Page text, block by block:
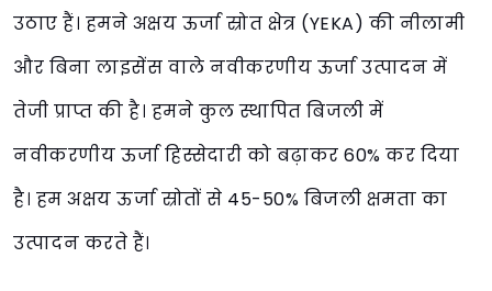
उठाए हैं। हमने अक्षय ऊर्जा स्रोत क्षेत्र (YEKA) की नीलामी
और बिना लाइसेंस वाले नवीकरणीय ऊर्जा उत्पादन में
तेजी प्राप्त की है। हमने कुल स्थापित बिजली में
नवीकरणीय ऊर्जा हिस्सेदारी को बढ़ाकर 60% कर दिया
है। हम अक्षय ऊर्जा स्रोतों से 45-50% बिजली क्षमता का
उत्पादन करते हैं।